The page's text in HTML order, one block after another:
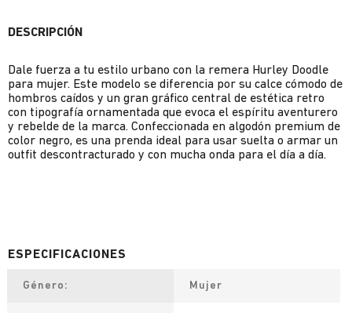
DESCRIPCIÓN
Dale fuerza a tu estilo urbano con la remera Hurley Doodle
para mujer. Este modelo se diferencia por su calce cómodo de
hombros caídos y un gran gráfico central de estética retro
con tipografía ornamentada que evoca el espíritu aventurero
y rebelde de la marca. Confeccionada en algodón premium de
color negro, es una prenda ideal para usar suelta o armar un
outfit descontracturado y con mucha onda para el día a día.
Género Mujer